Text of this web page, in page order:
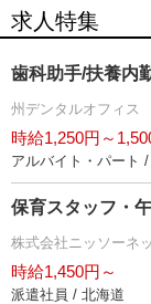
求人特集
歯科助手/扶養内
州デンタルオフィス
時給1,250円～
アルバイト・パート
保育スタッフ・
株式会社ニッソーネ
時給1,450円～
派遣社員 / 北海道